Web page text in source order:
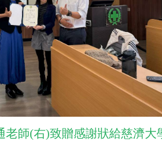
師(右)致贈感謝狀給慈濟大